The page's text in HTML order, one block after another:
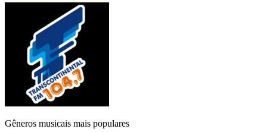
Gêneros musicais mais populares